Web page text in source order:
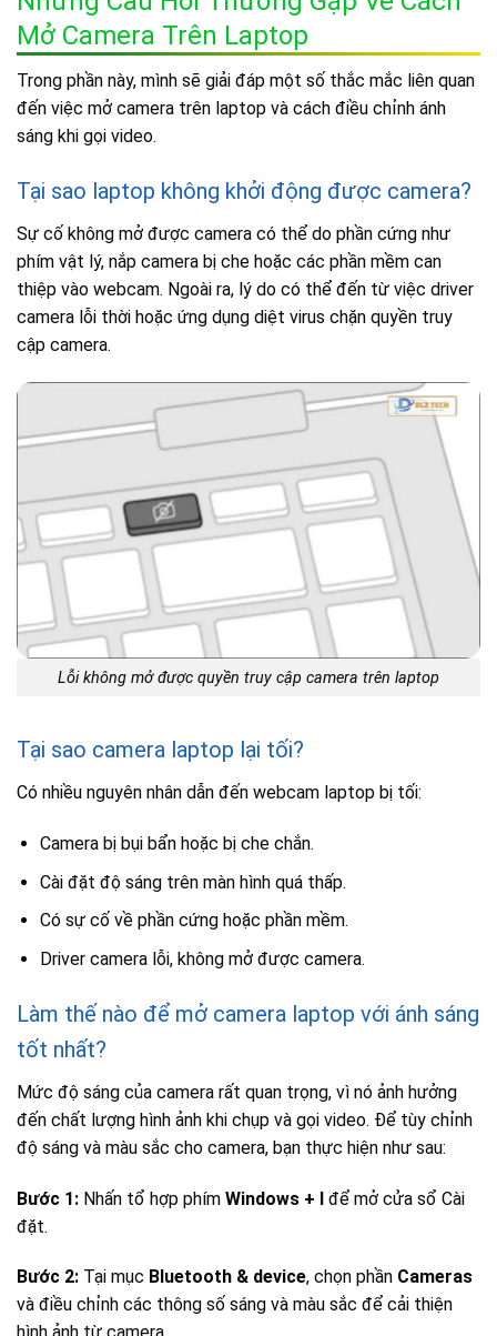
Mở Camera Trên Laptop
Trong phần này, mình sẽ giải đáp một số thắc mắc liên quan
đến việc mở camera trên laptop và cách điều chỉnh ánh
sáng khi gọi video.
Tại sao laptop không khởi động được camera?
Sự cố không mở được camera có thể do phần cứng như
phím vật lý, nắp camera bị che hoặc các phần mềm can
thiệp vào webcam. Ngoài ra, lý do có thể đến từ việc driver
camera lỗi thời hoặc ứng dụng diệt virus chặn quyền truy
cập camera.
Lỗi không mở được quyền truy cập camera trên laptop
Tại sao camera laptop lại tối?
Có nhiều nguyên nhân dẫn đến webcam laptop bị tối:
Camera bị bụi bẩn hoặc bị che chắn.
Cài đặt độ sáng trên màn hình quá thấp.
Có sự cố về phần cứng hoặc phần mềm.
Driver camera lỗi, không mở được camera.
Làm thế nào để mở camera laptop với ánh sáng
tốt nhất?
Mức độ sáng của camera rất quan trọng, vì nó ảnh hưởng
đến chất lượng hình ảnh khi chụp và gọi video. Để tùy chỉnh
độ sáng và màu sắc cho camera, bạn thực hiện như sau:
Bước 1: Nhấn tổ hợp phím Windows + I để mở cửa sổ Cài
đặt.
Bước 2: Tại mục Bluetooth & device, chọn phần Cameras
và điều chỉnh các thông số sáng và màu sắc để cải thiện